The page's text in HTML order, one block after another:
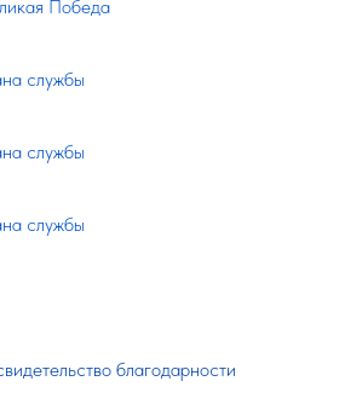
Победа
службы
службы
службы
благодарности